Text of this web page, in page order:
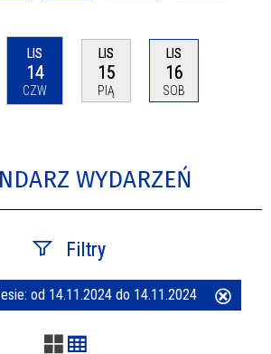
LIS
14
CZW
LIS
15
PIĄ
LIS
16
SOB
WYDARZEŃ
Filtry
od 14.11.2024 do 14.11.2024